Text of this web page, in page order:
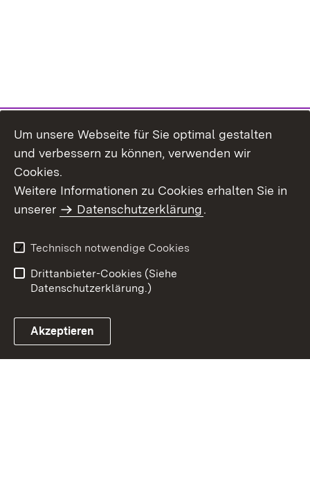
Benutzungshinweise
Erklärung zur
Um unsere Webseite für Sie optimal gestalten
und verbessern zu können, verwenden wir
Cookies.
Weitere Informationen zu Cookies erhalten Sie in
unserer
Datenschutzerklärung.
Technisch notwendige Cookies
Drittanbieter-Cookies (Siehe
Datenschutzerklärung.)
Akzeptieren